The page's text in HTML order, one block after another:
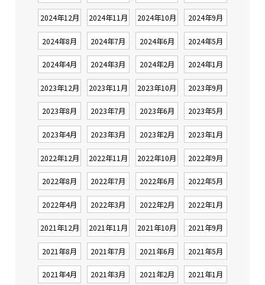
2024年12月 2024年11月 2024年10月 2024年9月
2024年8月 2024年7月 2024年6月 2024年5月
2024年4月 2024年3月 2024年2月 2024年1月
2023年12月 2023年11月 2023年10月 2023年9月
2023年8月 2023年7月 2023年6月 2023年5月
2023年4月 2023年3月 2023年2月 2023年1月
2022年12月 2022年11月 2022年10月 2022年9月
2022年8月 2022年7月 2022年6月 2022年5月
2022年4月 2022年3月 2022年2月 2022年1月
2021年12月 2021年11月 2021年10月 2021年9月
2021年8月 2021年7月 2021年6月 2021年5月
2021年4月 2021年3月 2021年2月 2021年1月